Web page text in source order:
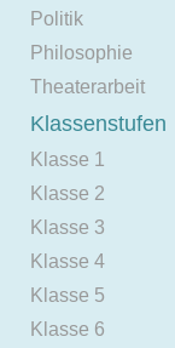
Politik
Philosophie
Theaterarbeit
Klassenstufen
Klasse 1
Klasse 2
Klasse 3
Klasse 4
Klasse 5
Klasse 6